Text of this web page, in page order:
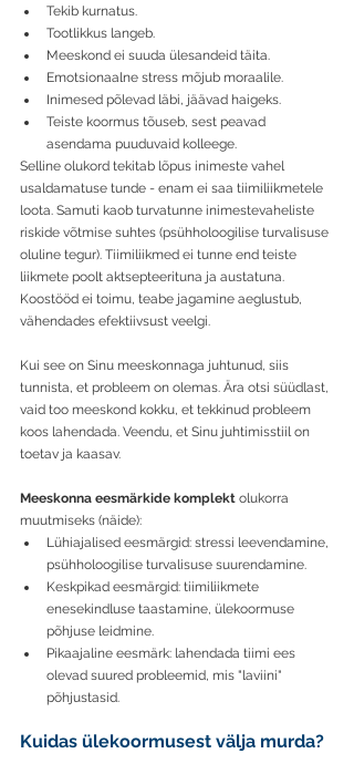
Tekib kurnatus.
Tootlikkus langeb.
Meeskond ei suuda ülesandeid täita.
Emotsionaalne stress mõjub moraalile.
Inimesed põlevad läbi, jäävad haigeks.
Teiste koormus tõuseb, sest peavad
asendama puuduvaid kolleege.
Selline olukord tekitab lõpus inimeste vahel
usaldamatuse tunde - enam ei saa tiimiliikmetele
loota. Samuti kaob turvatunne inimestevaheliste
riskide võtmise suhtes (psühholoogilise turvalisuse
oluline tegur). Tiimiliikmed ei tunne end teiste
liikmete poolt aktsepteerituna ja austatuna.
Koostööd ei toimu, teabe jagamine aeglustub,
vähendades efektiivsust veelgi.
Kui see on Sinu meeskonnaga juhtunud, siis
tunnista, et probleem on olemas. Ära otsi süüdlast,
vaid too meeskond kokku, et tekkinud probleem
koos lahendada. Veendu, et Sinu juhtimisstiil on
toetav ja kaasav.
Meeskonna eesmärkide komplekt olukorra
muutmiseks (näide):
Lühiajalised eesmärgid: stressi leevendamine,
psühholoogilise turvalisuse suurendamine.
Keskpikad eesmärgid: tiimiliikmete
enesekindluse taastamine, ülekoormuse
põhjuse leidmine.
Pikaajaline eesmärk: lahendada tiimi ees
olevad suured probleemid, mis "laviini"
põhjustasid.
Kuidas ülekoormusest välja murda?